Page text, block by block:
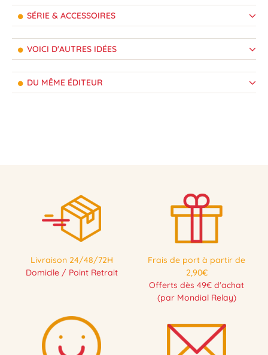
SÉRIE & ACCESSOIRES
VOICI D'AUTRES IDÉES
DU MÊME ÉDITEUR
Livraison 24/48/72H
Domicile / Point Retrait
Frais de port à partir de
2,90€
Offerts dès 49€ d'achat
(par Mondial Relay)